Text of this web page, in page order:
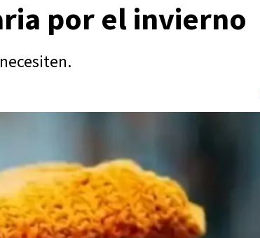
por el invierno